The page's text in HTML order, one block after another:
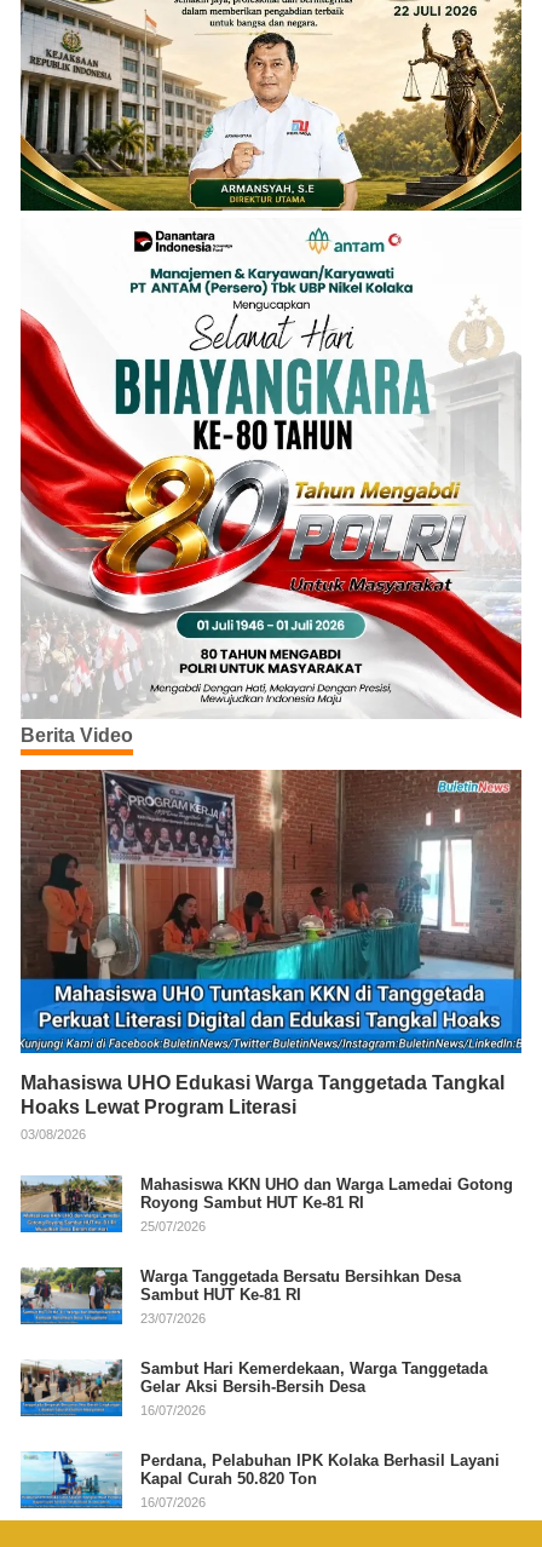
Berita Video
Mahasiswa UHO Edukasi Warga Tanggetada Tangkal
Hoaks Lewat Program Literasi
03/08/2026
Mahasiswa KKN UHO dan Warga Lamedai Gotong
Royong Sambut HUT Ke-81 RI
25/07/2026
Warga Tanggetada Bersatu Bersihkan Desa
Sambut HUT Ke-81 RI
23/07/2026
Sambut Hari Kemerdekaan, Warga Tanggetada
Gelar Aksi Bersih-Bersih Desa
16/07/2026
Perdana, Pelabuhan IPK Kolaka Berhasil Layani
Kapal Curah 50.820 Ton
16/07/2026